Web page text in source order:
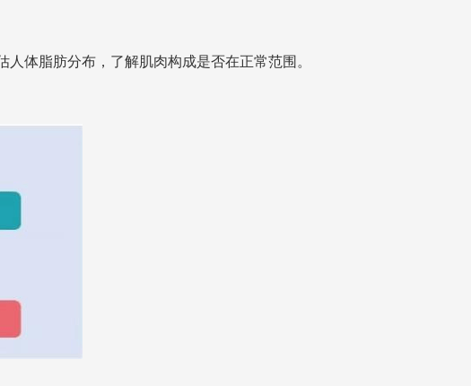
体脂肪分布，了解肌肉构成是否在正常范围。